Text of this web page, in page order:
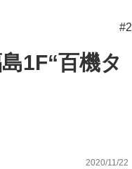
#2
1F“百機タ
2020/11/22